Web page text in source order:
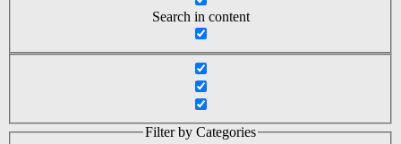
Search in content
Filter by Categories